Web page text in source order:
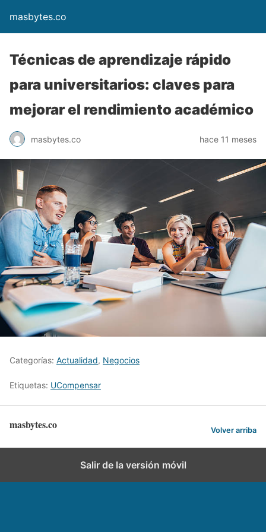
masbytes.co
Técnicas de aprendizaje rápido
para universitarios: claves para
mejorar el rendimiento académico
masbytes.co hace 11 meses
Categorías: Actualidad, Negocios
Etiquetas: UCompensar
masbytes.co Volver arriba
Salir de la versión móvil